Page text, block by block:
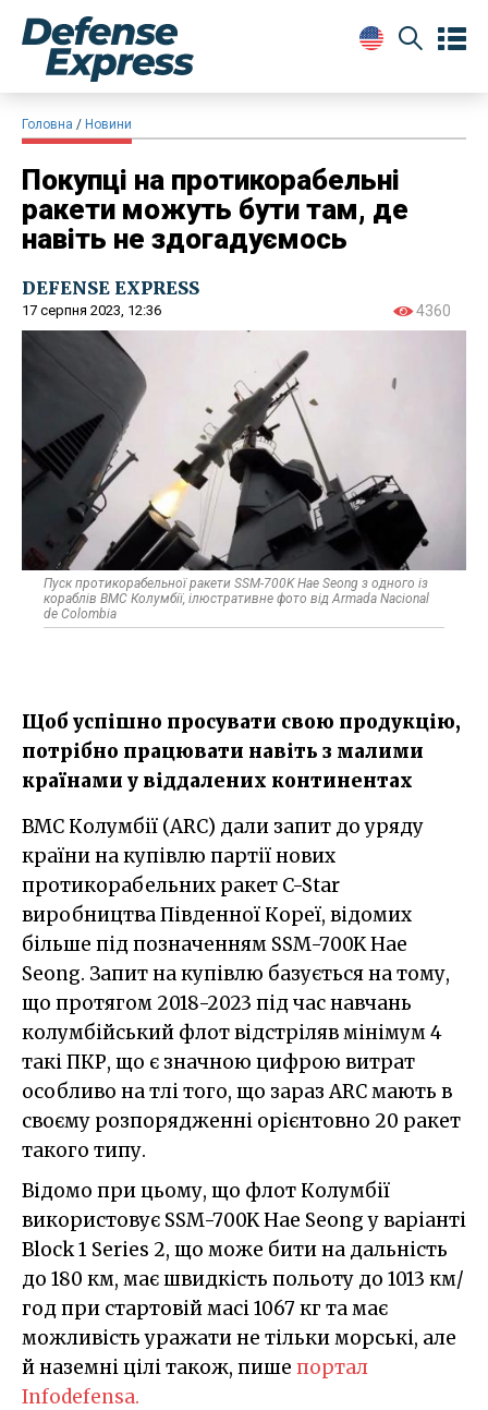
Головна Новини
Покупці на протикорабельні
ракети можуть бути там, де
навіть не здогадуємось
DEFENSE EXPRESS
17 серпня 2023, 12:36 4360
Пуск протикорабельної ракети SSM-700K Hae Seong з одного із
кораблів ВМС Колумбії, ілюстративне фото від Armada Nacional
de Colombia
Щоб успішно просувати свою продукцію,
потрібно працювати навіть з малими
країнами у віддалених континентах
ВМС Колумбії (ARC) дали запит до уряду
країни на купівлю партії нових
протикорабельних ракет C-Star
виробництва Південної Кореї, відомих
більше під позначенням SSM-700K Hae
Seong. Запит на купівлю базується на тому,
що протягом 2018-2023 під час навчань
колумбійський флот відстріляв мінімум 4
такі ПКР, що є значною цифрою витрат
особливо на тлі того, що зараз ARC мають в
своєму розпорядженні орієнтовно 20 ракет
такого типу.
Відомо при цьому, що флот Колумбії
використовує SSM-700K Hae Seong у варіанті
Block 1 Series 2, що може бити на дальність
до 180 км, має швидкість польоту до 1013 км/
год при стартовій масі 1067 кг та має
можливість уражати не тільки морські, але
й наземні цілі також, пише портал
Infodefensa.